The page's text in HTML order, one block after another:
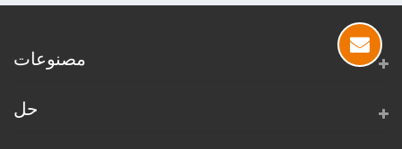
مصنوعات
حل